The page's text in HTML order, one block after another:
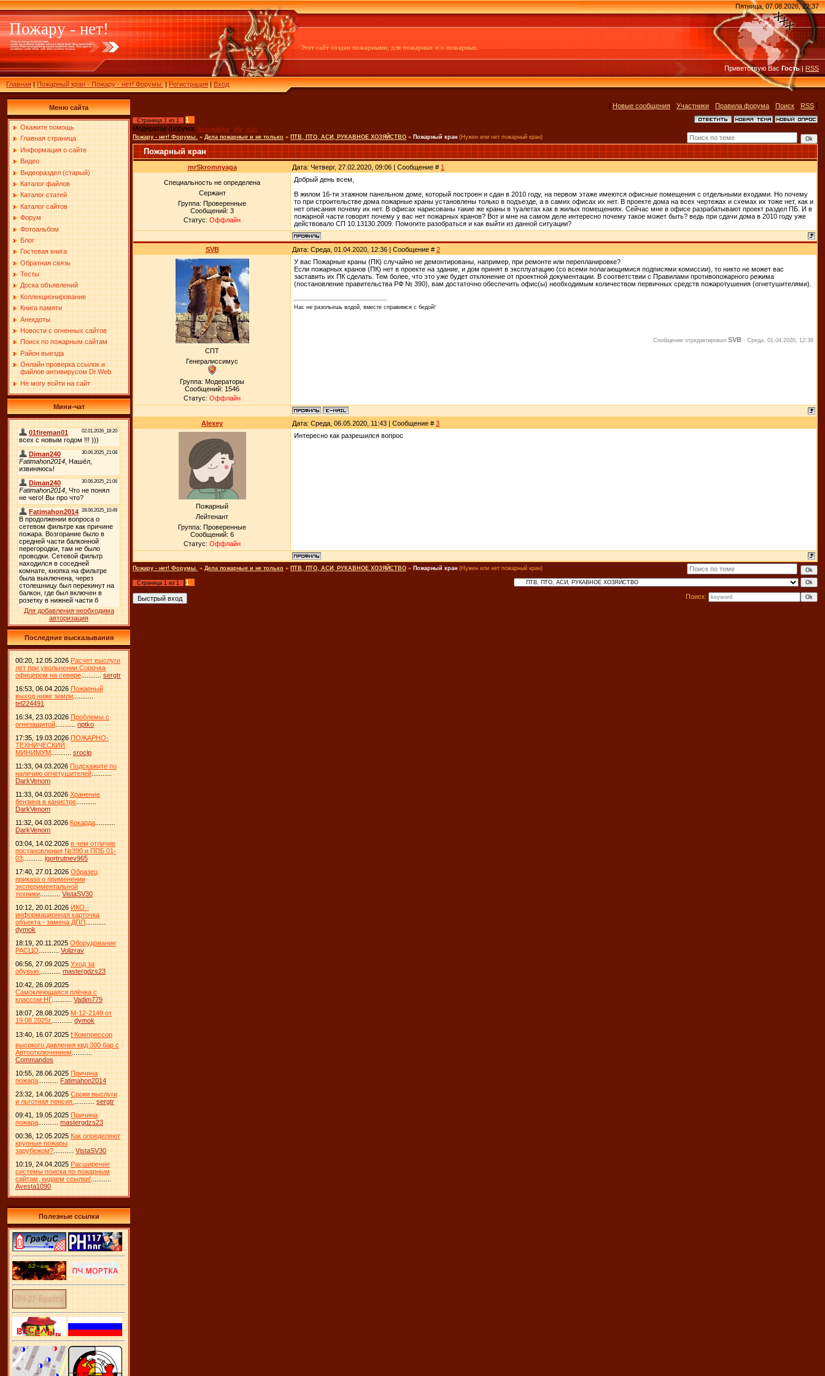
Пожару - нет!
Главная|Пожарный кран - Пожару - нет! Форумы.|Регистрация|Вход
Этот сайт создан пожарными, для пожарных и о пожарных.
Пятница, 07.08.2026, 22:37
Приветствую Вас Гость|RSS
Меню сайта
Окажите помощь
Главная страница
Информация о сайте
Видео
Видеораздел (старый)
Каталог файлов
Каталог статей
Каталог сайтов
Форум
Фотоальбом
Блог
Гостевая книга
Обратная связь
Тесты
Доска объявлений
Коллекционирование
Книга памяти
Анекдоты
Новости с огненных сайтов
Поиск по пожарным сайтам
Район выезда
Онлайн проверка ссылок и
файлов антивирусом Dr.Web
Не могу войти на сайт
Мини-чат
Для добавления необходима
авторизация
Последние высказывания
00:20, 12.05.2026 Расчет выслуги
лет при увольнении.Сорочка
офицером на севере
sergtr
16:53, 06.04.2026 Пожарный
выход ниже земли
tel224491
16:34, 23.03.2026 Проблемы с
огнезащитой
nptko
17:35, 19.03.2026 ПОЖАРНО-
ТЕХНИЧЕСКИЙ
МИНИМУМ
sroclp
11:33, 04.03.2026 Подскажите по
наличию огнетушителей
DarkVenom
11:33, 04.03.2026 Хранение
бензина в канистре
DarkVenom
11:32, 04.03.2026 Кокарда
DarkVenom
03:04, 14.02.2026 в чем отличие
постановления №390 и ППБ 01-
03
igortrutnev965
17:40, 27.01.2026 Образец
приказа о применении
экспериментальной
техники
VistaSV30
10:12, 20.01.2026 ИКО -
информационная карточка
объекта - замена ДПП
dymok
18:19, 20.11.2025 Оборудование
РАСЦО
Volizrav
06:56, 27.09.2025 Уход за
обувью.
mastergdzs23
10:42, 26.09.2025
Самоклеющаяся плёнка с
классом НГ...........
Vadim779
18:07, 28.08.2025 М-12-2149 от
19.08.2025г.
dymok
13:40, 16.07.2025 ❗ Компрессор
высокого давления квд 300 бар с
Автоотключением
Commandos
10:55, 28.06.2025 Причина
пожара
Fatimahon2014
23:32, 14.06.2025 Сроки выслуги
и льготная пенсия.
sergtr
09:41, 19.05.2025 Причина
пожара
mastergdzs23
00:36, 12.05.2025 Как определяют
крупные пожары
зарубежом?
VistaSV30
10:19, 24.04.2025 Расширение
системы поиска по пожарным
сайтам, кидаем ссылки!
Avesta1090
Полезные ссылки
[ Новые сообщения · Участники · Правила форума · Поиск · RSS ]
Страница 1 из 1
1
Модератор форума: Брандмайор arhi max
Пожару - нет! Форумы. » Дела пожарные и не только » ПТВ, ПТО, АСИ, РУКАВНОЕ ХОЗЯЙСТВО » Пожарный кран (Нужен или нет пожарный кран)
Пожарный кран
mrSkromnyaga Дата: Четверг, 27.02.2020, 09:06 | Сообщение # 1
Специальность не определена
Сержант
Группа: Проверенные
Сообщений: 3
Статус: Оффлайн
Добрый день всем,
В жилом 16-ти этажном панельном доме, который построен и сдан в 2010 году, на первом этаже имеются офисные помещения с отдельными входами. Но почему
то при строительстве дома пожарные краны установлены только в подъезде, а в самих офисах их нет. В проекте дома на всех чертежах и схемах их тоже нет, как и
нет описания почему их нет. В офисах нарисованы такие же краны в туалетах как в жилых помещениях. Сейчас мне в офисе разрабатывают проект раздел ПБ. И в
пожарной части говорят почему у вас нет пожарных кранов? Вот и мне на самом деле интересно почему такое может быть? ведь при сдачи дома в 2010 году уже
действовало СП 10.13130.2009. Помогите разобраться и как выйти из данной ситуации?
SVB Дата: Среда, 01.04.2020, 12:36 | Сообщение # 2
СПТ
Генералиссимус
Группа: Модераторы
Сообщений: 1546
Статус: Оффлайн
У вас Пожарные краны (ПК) случайно не демонтированы, например, при ремонте или перепланировке?
Если пожарных кранов (ПК) нет в проекте на здание, и дом принят в эксплуатацию (со всеми полагающимися подписями комиссии), то никто не может вас
заставить их ПК сделать. Тем более, что это уже будет отклонение от проектной документации. В соответствии с Правилами противопожарного режима
(постановление правительства РФ № 390), вам достаточно обеспечить офис(ы) необходимым количеством первичных средств пожаротушения (огнетушителями).
Нас не разольешь водой, вместе справимся с бедой!
Сообщение отредактировал SVB - Среда, 01.04.2020, 12:38
Alexey Дата: Среда, 06.05.2020, 11:43 | Сообщение # 3
Пожарный
Лейтенант
Группа: Проверенные
Сообщений: 6
Статус: Оффлайн
Интересно как разрешился вопрос
Пожару - нет! Форумы. » Дела пожарные и не только » ПТВ, ПТО, АСИ, РУКАВНОЕ ХОЗЯЙСТВО » Пожарный кран (Нужен или нет пожарный кран)
Страница 1 из 1
1
Поиск: